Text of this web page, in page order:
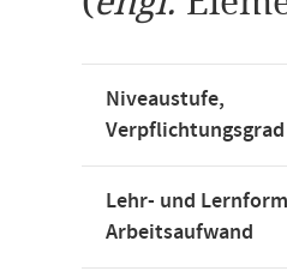
Niveaustufe,
Verpflichtungsgrad
Lehr- und
Arbeitsaufwand